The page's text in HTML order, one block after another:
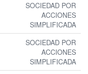
SOCIEDAD POR
ACCIONES
SIMPLIFICADA
SOCIEDAD POR
ACCIONES
SIMPLIFICADA